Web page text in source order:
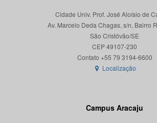
Cidade Univ. Prof. José Aloísio de
Av. Marcelo Deda Chagas, s/n, Bairro
São Cristóvão/SE
CEP 49107-230
Localização
Campus Aracaju